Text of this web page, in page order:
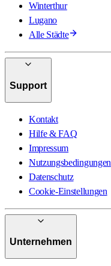
Winterthur
Lugano
Alle Städte
Support
Kontakt
Hilfe & FAQ
Impressum
Nutzungsbedingungen
Datenschutz
Cookie-Einstellungen
Unternehmen